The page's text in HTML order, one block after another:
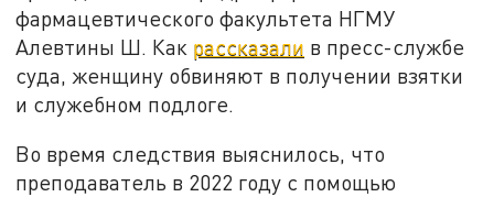
фармацевтического факультета НГМУ
Алевтины Ш. Как рассказали в пресс-службе
суда, женщину обвиняют в получении взятки
и служебном подлоге.
Во время следствия выяснилось, что
преподаватель в 2022 году с помощью